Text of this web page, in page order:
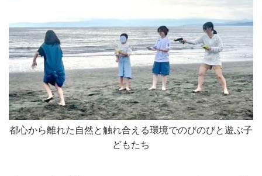
都心から離れた自然と触れ合える環境でのびのびと遊ぶ子
どもたち